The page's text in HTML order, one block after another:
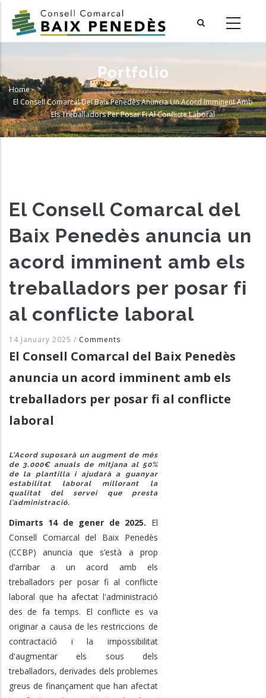
main
Portfolio
Breadcrumb
Home-
El Consell Comarcal Del Baix Penedès Anuncia Un Acord Imminent Amb
Els Treballadors Per Posar Fi Al Conflicte Laboral
El Consell Comarcal del
Baix Penedès anuncia un
acord imminent amb els
treballadors per posar fi
al conflicte laboral
14 January 2025 / Comments
El Consell Comarcal del Baix Penedès
anuncia un acord imminent amb els
treballadors per posar fi al conflicte
laboral
L’Acord suposarà un augment de més
de 3.000€ anuals de mitjana al 50%
de la plantilla i ajudarà a guanyar
estabilitat laboral millorant la
qualitat del servei que presta
l’administració.
Dimarts 14 de gener de 2025. El
Consell Comarcal del Baix Penedès
(CCBP) anuncia que s’està a prop
d’arribar a un acord amb els
treballadors per posar fi al conflicte
laboral que ha afectat l'administració
des de fa temps. El conflicte es va
originar a causa de les restriccions de
contractació i la impossibilitat
d'augmentar els sous dels
treballadors, derivades dels problemes
greus de finançament que han afectat